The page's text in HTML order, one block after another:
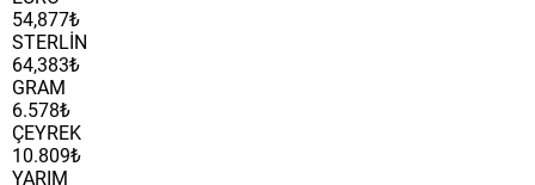
54,877₺
STERLİN
64,383₺
GRAM
6.578₺
ÇEYREK
10.809₺
YARIM